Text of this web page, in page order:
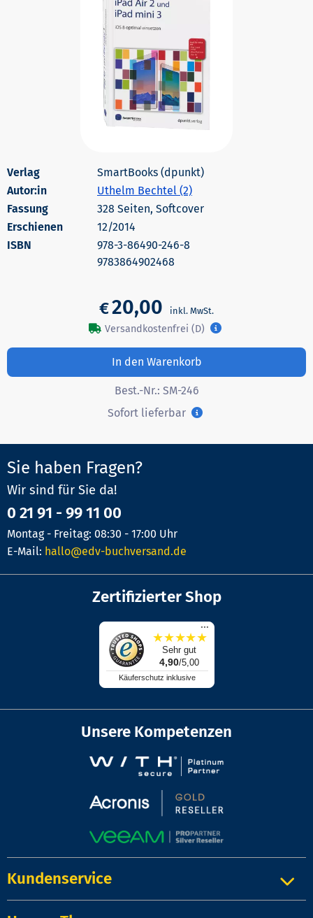
SmartBooks (dpunkt)
Autor:in
Uthelm Bechtel (2)
328 Seiten, Softcover
Erschienen
12/2014
978-3-86490-246-8
9783864902468
€20,00
Versandkostenfrei (D)
In den Warenkorb
Best.-Nr.: SM-246
Sofort lieferbar
Sie haben Fragen?
Wir sind für Sie da!
0 21 91 - 99 11 00
Montag - Freitag: 08:30 - 17:00 Uhr
E-Mail: hallo@edv-buchversand.de
Zertifizierter Shop
...
★★★★★
Sehr gut
4,90/5,00
Käuferschutz inklusive
Unsere Kompetenzen
Kundenservice